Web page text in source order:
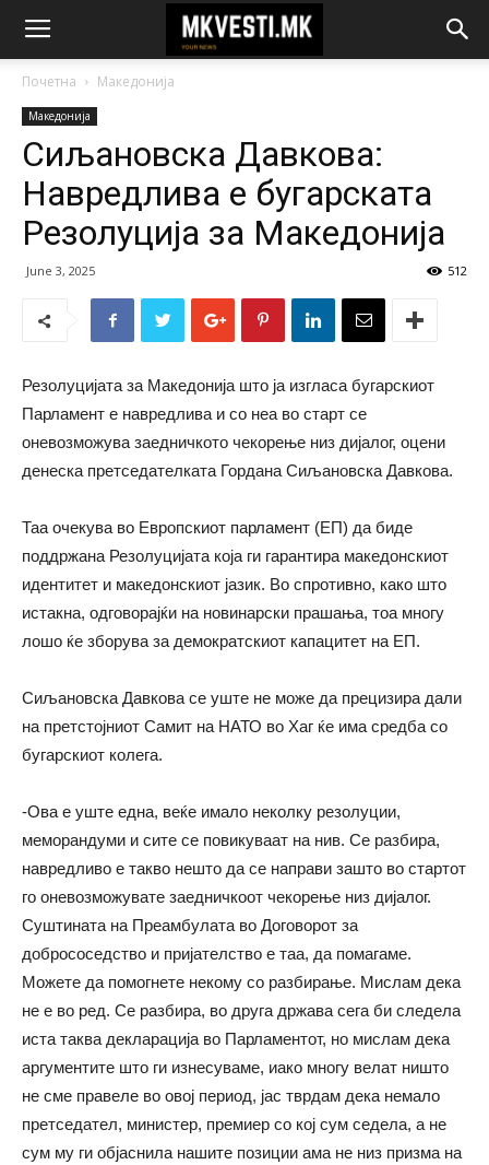
Почетна Македонија
Македонија
Сиљановска Давкова:
Навредлива е бугарската
Резолуција за Македонија
June 3, 2025 512
Резолуцијата за Македонија што ја изгласа бугарскиот
Парламент е навредлива и со неа во старт се
оневозможува заедничкото чекорење низ дијалог, оцени
денеска претседателката Гордана Сиљановска Давкова.
Таа очекува во Европскиот парламент (ЕП) да биде
поддржана Резолуцијата која ги гарантира македонскиот
идентитет и македонскиот јазик. Во спротивно, како што
истакна, одговорајќи на новинарски прашања, тоа многу
лошо ќе зборува за демократскиот капацитет на ЕП.
Сиљановска Давкова се уште не може да прецизира дали
на претстојниот Самит на НАТО во Хаг ќе има средба со
бугарскиот колега.
-Ова е уште една, веќе имало неколку резолуции,
меморандуми и сите се повикуваат на нив. Се разбира,
навредливо е такво нешто да се направи зашто во стартот
го оневозможувате заедничкоот чекорење низ дијалог.
Суштината на Преамбулата во Договорот за
добрососедство и пријателство е таа, да помагаме.
Можете да помогнете некому со разбирање. Мислам дека
не е во ред. Се разбира, во друга држава сега би следела
иста таква декларација во Парламентот, но мислам дека
аргументите што ги изнесуваме, иако многу велат ништо
не сме правеле во овој период, јас тврдам дека немало
претседател, министер, премиер со кој сум седела, а не
сум му ги објаснила нашите позиции ама не низ призма на